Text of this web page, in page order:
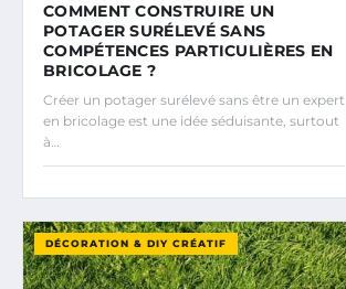
COMMENT CONSTRUIRE UN
POTAGER SURÉLEVÉ SANS
COMPÉTENCES PARTICULIÈRES EN
BRICOLAGE ?
Créer un potager surélevé sans être un expert
en bricolage est une idée séduisante, surtout
à…
DÉCORATION & DIY CRÉATIF